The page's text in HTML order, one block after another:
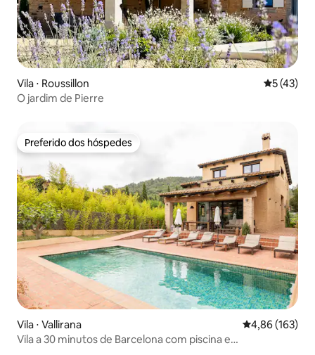
Vila ⋅ Roussillon 5 de uma
5 (43)
O jardim de Pierre
Preferido dos hóspedes
Preferido dos hóspedes
Vila ⋅ Vallirana 4,86 de uma
4,86 (163)
Vila a 30 minutos de Barcelona com piscina e